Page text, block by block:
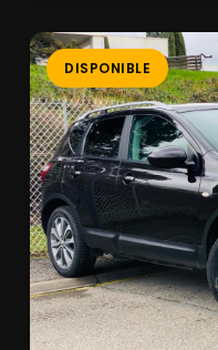
DISPONIBLE